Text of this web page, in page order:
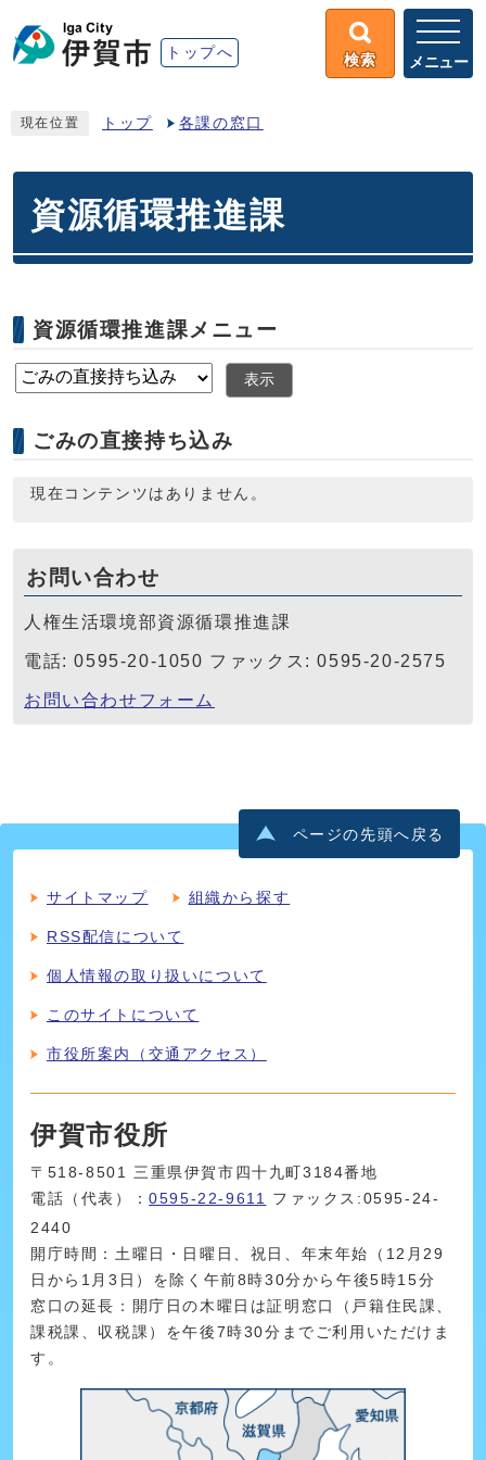
トップへ 検索 メニュー
現在位置 トップ 各課の窓口
資源循環推進課
資源循環推進課メニュー
表示
ごみの直接持ち込み
現在コンテンツはありません。
お問い合わせ
人権生活環境部資源循環推進課
電話: 0595-20-1050 ファックス: 0595-20-2575
お問い合わせフォーム
ページの先頭へ戻る
サイトマップ 組織から探す
RSS配信について
個人情報の取り扱いについて
このサイトについて
市役所案内（交通アクセス）
伊賀市役所
〒518-8501 三重県伊賀市四十九町3184番地
電話（代表）：0595-22-9611
ファックス:0595-24-
2440
開庁時間：土曜日・日曜日、祝日、年末年始（12月29
日から1月3日）を除く午前8時30分から午後5時15分
窓口の延長：開庁日の木曜日は証明窓口（戸籍住民課、
課税課、収税課）を午後7時30分までご利用いただけま
す。